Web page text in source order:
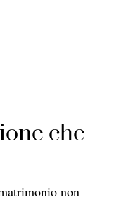
che
non